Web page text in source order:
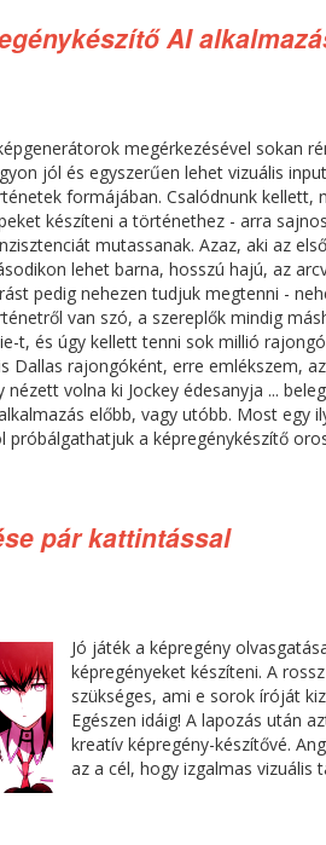
AI
megérkezésével sokan
jól és egyszerűen lehet vizuális
formájában. Csalódnunk kellett,
készíteni a történethez - arra
mutassanak. Azaz, aki az
lehet barna, hosszú hajú, az
pedig nehezen tudjuk megtenni -
van szó, a szereplők mindig
t, és úgy kellett tenni sok millió
Dallas rajongóként, erre emlékszem,
volna ki Jockey édesanyja ...
előbb, vagy utóbb. Most egy
a képregénykészítő
pár kattintással
Jó játék a képregény
képregényeket készíteni. A
szükséges, ami e sorok íróját
Egészen idáig! A lapozás után
kreatív képregény-készítővé.
az a cél, hogy izgalmas vizuális